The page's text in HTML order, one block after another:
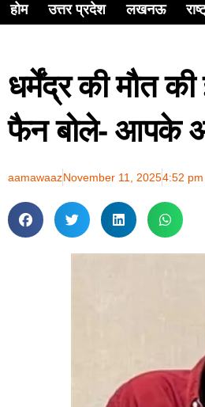
होम उत्तर प्रदेश लखनऊ
धर्मेंद्र की मौत
फैन बोले- आपके
aamawaazNovember 11, 20254:52 pm